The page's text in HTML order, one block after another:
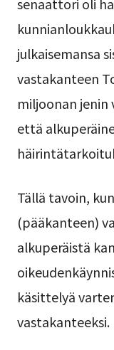
senaattori oli
julkaisemansa
vastakanteen
miljoonan jenin
että
Tällä tavoin,
(pääkanteen)
alkuperäistä
käsittelyä
vastakanteeksi.